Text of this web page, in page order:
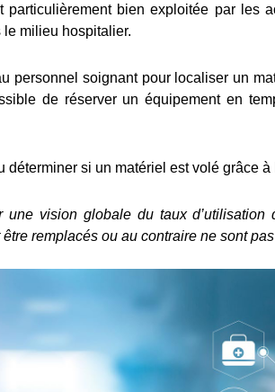
particulièrement bien exploitée par les
milieu hospitalier.
personnel soignant pour localiser un
de réserver un équipement en
déterminer si un matériel est volé grâce
vision globale du taux
remplacés ou au contraire ne sont